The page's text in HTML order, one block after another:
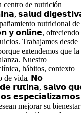
centro de nutrición
𝘀𝗮𝗹𝘂𝗱
nutricional de
𝘆 𝗼𝗻𝗹𝗶𝗻𝗲, ofreciendo
Trabajamos desde
entendemos que la
Nuestro
hábitos, contexto
de vida. 𝗡𝗼
𝗿𝘂𝘁𝗶𝗻𝗮, 𝘀𝗮𝗹𝘃𝗼
𝗲𝘀𝗽𝗲𝗰𝗶𝗮𝗹𝗶𝘇𝗮𝗺𝗼𝘀
mejorar su bienestar